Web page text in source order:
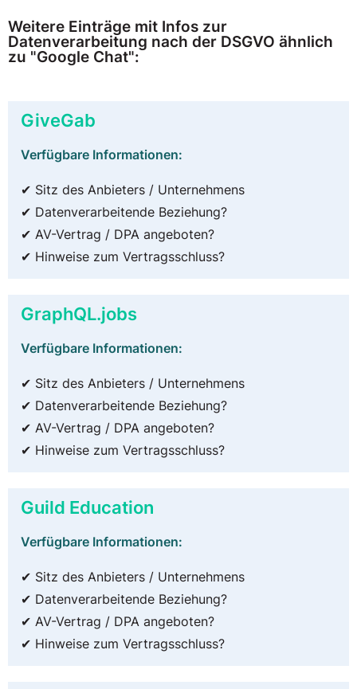
Weitere Einträge mit Infos zur
Datenverarbeitung nach der DSGVO ähnlich
zu "Google Chat":
GiveGab
Verfügbare Informationen:
✔ Sitz des Anbieters / Unternehmens
✔ Datenverarbeitende Beziehung?
✔ AV-Vertrag / DPA angeboten?
✔ Hinweise zum Vertragsschluss?
GraphQL.jobs
Verfügbare Informationen:
✔ Sitz des Anbieters / Unternehmens
✔ Datenverarbeitende Beziehung?
✔ AV-Vertrag / DPA angeboten?
✔ Hinweise zum Vertragsschluss?
Guild Education
Verfügbare Informationen:
✔ Sitz des Anbieters / Unternehmens
✔ Datenverarbeitende Beziehung?
✔ AV-Vertrag / DPA angeboten?
✔ Hinweise zum Vertragsschluss?